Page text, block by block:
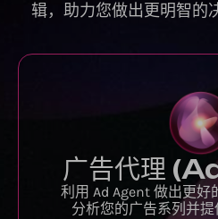
辑，助力您做出更明智的
广告代理
利用 Ad Agent 做出更好
分析您的广告系列并提